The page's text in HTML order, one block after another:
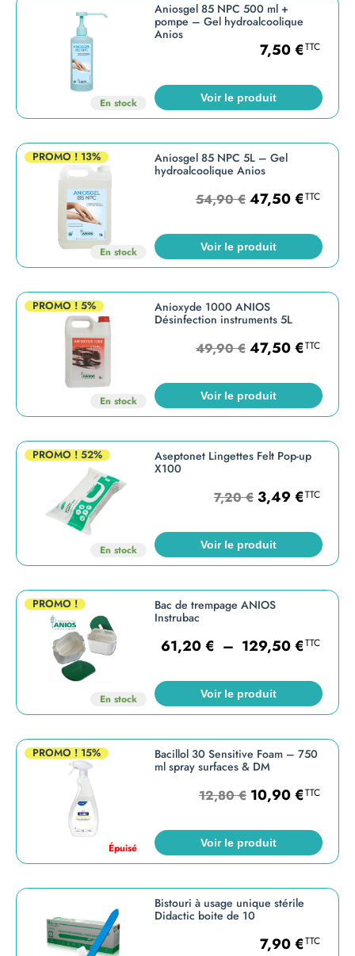
En stock
Aniosgel 85 NPC 500 ml +
pompe – Gel hydroalcoolique
Anios
7,50€TTC
Voir le produit
PROMO ! 13%
En stock
Aniosgel 85 NPC 5L – Gel
hydroalcoolique Anios
54,90€ 47,50€TTC
Voir le produit
PROMO ! 5%
En stock
Anioxyde 1000 ANIOS
Désinfection instruments 5L
49,90€ 47,50€TTC
Voir le produit
PROMO ! 52%
En stock
Aseptonet Lingettes Felt Pop-up
X100
7,20€ 3,49€TTC
Voir le produit
PROMO !
En stock
Bac de trempage ANIOS
Instrubac
61,20€ – 129,50€TTC
Voir le produit
PROMO ! 15%
Épuisé
Bacillol 30 Sensitive Foam – 750
ml spray surfaces & DM
12,80€ 10,90€TTC
Voir le produit
Bistouri à usage unique stérile
Didactic boite de 10
7,90€TTC